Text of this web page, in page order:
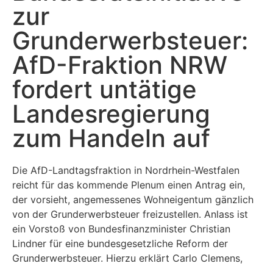
zur
Grunderwerbsteuer:
AfD-Fraktion NRW
fordert untätige
Landesregierung
zum Handeln auf
Die AfD-Landtagsfraktion in Nordrhein-Westfalen
reicht für das kommende Plenum einen Antrag ein,
der vorsieht, angemessenes Wohneigentum gänzlich
von der Grunderwerbsteuer freizustellen. Anlass ist
ein Vorstoß von Bundesfinanzminister Christian
Lindner für eine bundesgesetzliche Reform der
Grunderwerbsteuer. Hierzu erklärt Carlo Clemens,